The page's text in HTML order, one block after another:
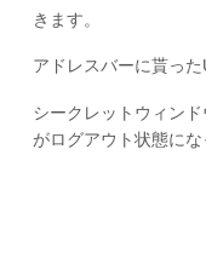
きます。
アドレスバーに貰っ
シークレットウィン
がログアウト状態にな